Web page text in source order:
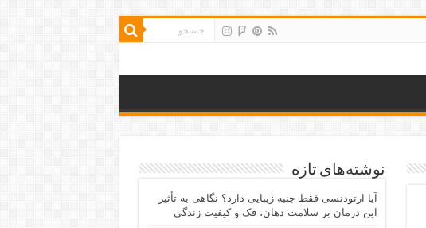
نوشته‌های تازه
آیا ارتودنسی فقط جنبه زیبایی دارد؟ نگاهی به تأثیر
این درمان بر سلامت دهان، فک و کیفیت زندگی